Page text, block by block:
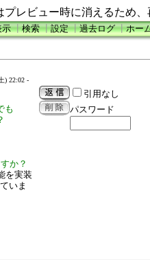
レビュー時に消えるため、
示┃検索┃設定┃過去ログ┃ホー
) 22:02 -
も
か？
を実装
いま
引用なし
パスワード